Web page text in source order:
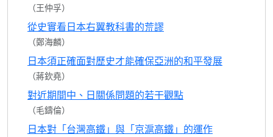
（王仲孚）
從史實看日本右翼教科書的荒謬
（鄭海麟）
日本須正確面對歷史才能確保亞洲的和平發展
（蔣欽堯）
對近期間中、日關係問題的若干觀點
（毛鑄倫）
日本對「台灣高鐵」與「京滬高鐵」的運作